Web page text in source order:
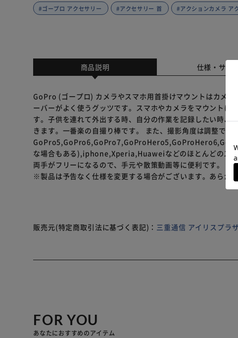
#ゴープロ アクセサリー
#アクセサリー 首 #アクションカメラ ア
商品説明 仕様・サイズ
GoPro (ゴープロ) カメラやスマホ用首掛けマウントはカメラ
ーバーがよく使うグッツです。スマホやカメラをマウントに
す。子供を連れて外出する時、自分の作業を記録したい時、
きます。一番楽の自撮り棒です。 また、撮影角度は調整でき
な場合もある),iphone,Xperia,Huaweiなどのほとんどのス
両手がフリーになるので、手元や散策動画等に便利です。
※製品は予告なく仕様を変更する場合がございます。あらか
販売元(特定商取引法に基づく表記)： 三重通信 アイリスプラ
FOR YOU
あなたにおすすめのアイテム